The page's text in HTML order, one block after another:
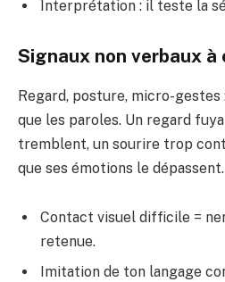
Interprétation : il teste la
Signaux non verbaux à
Regard, posture, micro-
que les paroles. Un regard
tremblent, un sourire trop
que ses émotions le dépassent.
Contact visuel difficile =
retenue.
Imitation de ton langage